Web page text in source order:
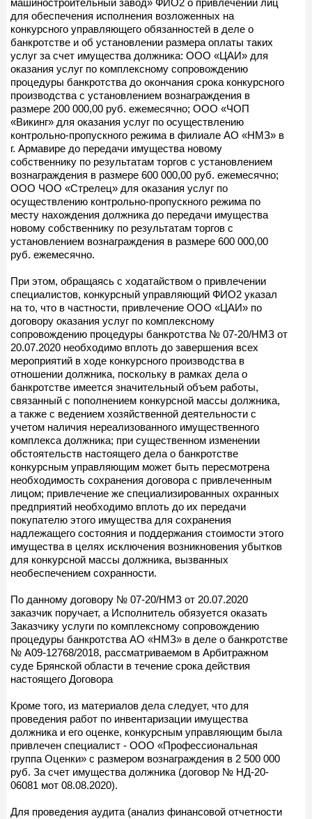
для обеспечения исполнения возложенных на
конкурсного управляющего обязанностей в деле о
банкротстве и об установлении размера оплаты таких
услуг за счет имущества должника: ООО «ЦАИ» для
оказания услуг по комплексному сопровождению
процедуры банкротства до окончания срока конкурсного
производства с установлением вознаграждения в
размере 200 000,00 руб. ежемесячно; ООО «ЧОП
«Викинг» для оказания услуг по осуществлению
контрольно-пропускного режима в филиале АО «НМЗ» в
г. Армавире до передачи имущества новому
собственнику по результатам торгов с установлением
вознаграждения в размере 600 000,00 руб. ежемесячно;
ООО ЧОО «Стрелец» для оказания услуг по
осуществлению контрольно-пропускного режима по
месту нахождения должника до передачи имущества
новому собственнику по результатам торгов с
установлением вознаграждения в размере 600 000,00
руб. ежемесячно.
При этом, обращаясь с ходатайством о привлечении
специалистов, конкурсный управляющий ФИО2 указал
на то, что в частности, привлечение ООО «ЦАИ» по
договору оказания услуг по комплексному
сопровождению процедуры банкротства № 07-20/НМЗ от
20.07.2020 необходимо вплоть до завершения всех
мероприятий в ходе конкурсного производства в
отношении должника, поскольку в рамках дела о
банкротстве имеется значительный объем работы,
связанный с пополнением конкурсной массы должника,
а также с ведением хозяйственной деятельности с
учетом наличия нереализованного имущественного
комплекса должника; при существенном изменении
обстоятельств настоящего дела о банкротстве
конкурсным управляющим может быть пересмотрена
необходимость сохранения договора с привлеченным
лицом; привлечение же специализированных охранных
предприятий необходимо вплоть до их передачи
покупателю этого имущества для сохранения
надлежащего состояния и поддержания стоимости этого
имущества в целях исключения возникновения убытков
для конкурсной массы должника, вызванных
необеспечением сохранности.
По данному договору № 07-20/НМЗ от 20.07.2020
заказчик поручает, а Исполнитель обязуется оказать
Заказчику услуги по комплексному сопровождению
процедуры банкротства АО «НМЗ» в деле о банкротстве
№ А09-12768/2018, рассматриваемом в Арбитражном
суде Брянской области в течение срока действия
настоящего Договора
Кроме того, из материалов дела следует, что для
проведения работ по инвентаризации имущества
должника и его оценке, конкурсным управляющим была
привлечен специалист - ООО «Профессиональная
группа Оценки» с размером вознаграждения в 2 500 000
руб. За счет имущества должника (договор № НД-20-
06081 мот 08.08.2020).
Для проведения аудита (анализ финансовой отчетности